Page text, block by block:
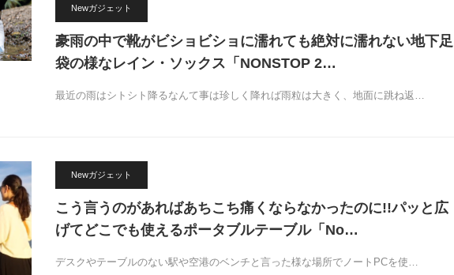
Newガジェット
豪雨の中で靴がビショビショに濡れても絶対に濡れない地下足
袋の様なレイン・ソックス「NONSTOP 2…
最近の雨はシトシト降るなんて事は珍しく降れば雨粒は大きく、地面に跳ね返…
Newガジェット
こう言うのがあればあちこち痛くならなかったのに!!パッと広
げてどこでも使えるポータブルテーブル「No…
デスクやテーブルのない駅や空港のベンチと言った様な場所でノートPCを使…